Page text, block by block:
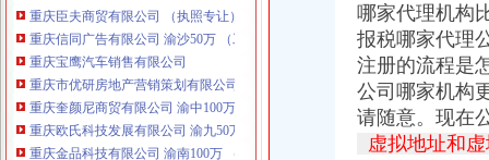
重庆信同广告有限公司 渝沙50万 （工商注册）
重庆宝鹰汽车销售有限公司
重庆市优研房地产营销策划有限公司
重庆奎颜尼商贸有限公司 渝中100万 （工商注册）
重庆欧氏科技发展有限公司 渝九50万 （进出口权）
重庆金品科技有限公司 渝南100万 （进出口权）
重庆斯苔登托生物科技有限公司 渝南10万 （工商注册）
哪家代理机构
报税哪家代理
注册的流程是
公司哪家机构
请随意。 现在
虚拟地址和